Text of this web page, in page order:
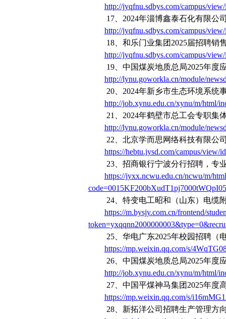
http://jyqfnu.sdbys.com/campus/
17、 2024年淄博鑫泰石化有限公
http://jyqfnu.sdbys.com/campus/
18、和乐门业集团 2025届招聘销
http://jyqfnu.sdbys.com/campus/
19、中国煤炭地质总局2025年度
http://lynu.goworkla.cn/module/
20、 2024年新乡市生态环境系统
http://job.xynu.edu.cn/xynu/m/html/
21
2024年鹤壁市总工会专职集
http://lynu.goworkla.cn/module/
22 、北京学而思网络科技有限公
https://hebtu.jysd.com/campus/view/
23、招商银行宁波分行招聘，专
https://jyxx.ncwu.edu.cn/ncwu/m/
24、特变电工昭和（山东）电缆
https://m.bysjy.com.cn/frontend/
25、华电广东2025年校园招聘（
https://mp.weixin.qq.com/s/
26、中国煤炭地质总局2025年度
http://job.xynu.edu.cn/xynu/m/html/
27、中国平煤神马集团 2025年度
https://mp.weixin.qq.com/s/
28、新拓洋公司招聘生产管理方